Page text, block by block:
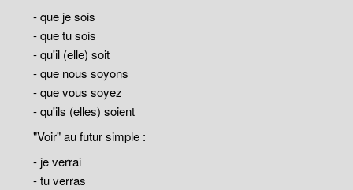
- que je sois
- que tu sois
- qu'il (elle) soit
- que nous soyons
- que vous soyez
- qu'ils (elles) soient
"Voir" au futur simple :
- je verrai
- tu verras